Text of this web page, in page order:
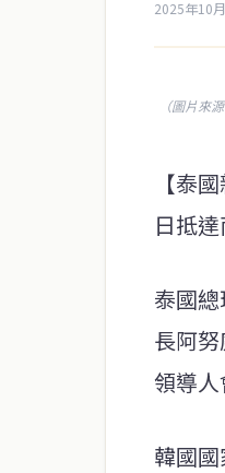
2025年10
（圖片來
【泰
日抵
泰國
長阿
領導
韓國